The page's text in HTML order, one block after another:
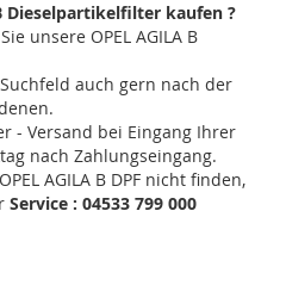
Dieselpartikelfilter kaufen ?
unsere OPEL AGILA B
auch gern nach der
- Versand bei Eingang Ihrer
nach Zahlungseingang.
AGILA B DPF nicht finden,
Service : 04533 799 000